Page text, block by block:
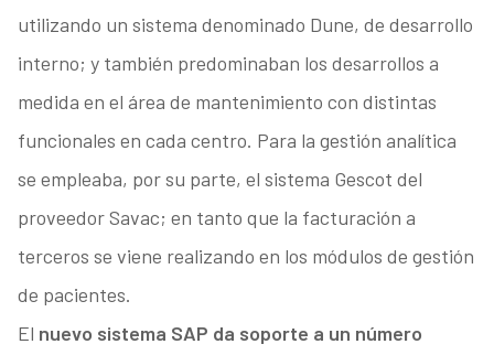
utilizando un sistema denominado Dune, de desarrollo
interno; y también predominaban los desarrollos a
medida en el área de mantenimiento con distintas
funcionales en cada centro. Para la gestión analítica
se empleaba, por su parte, el sistema Gescot del
proveedor Savac; en tanto que la facturación a
terceros se viene realizando en los módulos de gestión
de pacientes.
El nuevo sistema SAP da soporte a un número